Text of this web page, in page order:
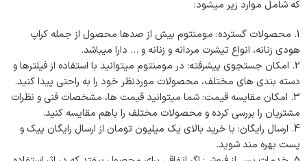
که شامل موارد زیر میشود:
محصولات گسترده: مومنتوم بیش از صدها محصول از جمله کراپ
هودی زنانه، انواع تیشرت مردانه و زنانه و … دارا میباشد.
امکان جستجوی پیشرفته: در مومنتوم میتوانید با استفاده از فیلترها و
دسته بندی های مختلف، محصولات موردنظر خود را به راحتی پیدا کنید.
امکان مقایسه قیمت: شما میتوانید قیمت ها، مشخصات فنی و نظرات
مشتریان را بررسی کرده و محصولات مختلف را باهم مقایسه کنید.
ارسال رایگان: با خرید بالای یک میلیون تومان از ارسال رایگان پیک و
پست بهره مند شوید.